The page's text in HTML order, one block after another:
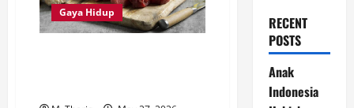
Gaya Hidup
RECENT
POSTS
Anak
Indonesia